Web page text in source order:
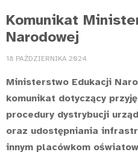
Komunikat
Narodowej
18 PAŹDZIERNIKA 2024
Ministerstwo Edukacji
komunikat dotyczący
procedury dystrybucji
oraz udostępniania
innym placówkom